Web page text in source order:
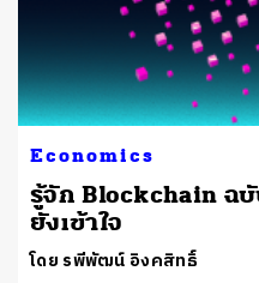
Economics
รู้จัก Blockchain ฉ
ยังเข้าใจ
โดย รพีพัฒน์ อิงคสิทธิ์